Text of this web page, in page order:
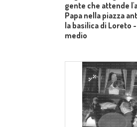
gente che attende
Papa nella piazza
la basilica di Loreto
medio